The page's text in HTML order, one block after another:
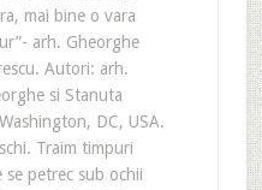
mai bine o vara
arh. Gheorghe
Autori: arh.
si Stanuta
DC, USA.
Traim timpuri
se petrec sub ochii